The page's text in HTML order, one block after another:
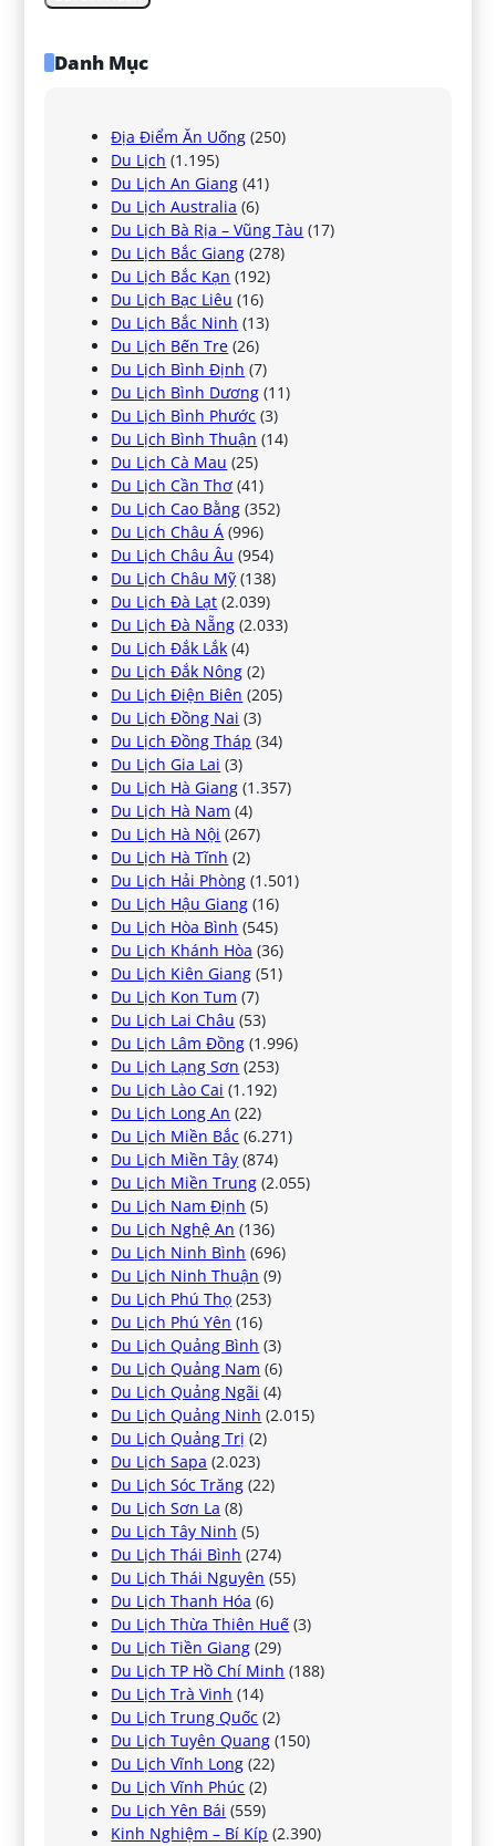
Danh Mục
Địa Điểm Ăn Uống (250)
Du Lịch (1.195)
Du Lịch An Giang (41)
Du Lịch Australia (6)
Du Lịch Bà Rịa – Vũng Tàu (17)
Du Lịch Bắc Giang (278)
Du Lịch Bắc Kạn (192)
Du Lịch Bạc Liêu (16)
Du Lịch Bắc Ninh (13)
Du Lịch Bến Tre (26)
Du Lịch Bình Định (7)
Du Lịch Bình Dương (11)
Du Lịch Bình Phước (3)
Du Lịch Bình Thuận (14)
Du Lịch Cà Mau (25)
Du Lịch Cần Thơ (41)
Du Lịch Cao Bằng (352)
Du Lịch Châu Á (996)
Du Lịch Châu Âu (954)
Du Lịch Châu Mỹ (138)
Du Lịch Đà Lạt (2.039)
Du Lịch Đà Nẵng (2.033)
Du Lịch Đắk Lắk (4)
Du Lịch Đắk Nông (2)
Du Lịch Điện Biên (205)
Du Lịch Đồng Nai (3)
Du Lịch Đồng Tháp (34)
Du Lịch Gia Lai (3)
Du Lịch Hà Giang (1.357)
Du Lịch Hà Nam (4)
Du Lịch Hà Nội (267)
Du Lịch Hà Tĩnh (2)
Du Lịch Hải Phòng (1.501)
Du Lịch Hậu Giang (16)
Du Lịch Hòa Bình (545)
Du Lịch Khánh Hòa (36)
Du Lịch Kiên Giang (51)
Du Lịch Kon Tum (7)
Du Lịch Lai Châu (53)
Du Lịch Lâm Đồng (1.996)
Du Lịch Lạng Sơn (253)
Du Lịch Lào Cai (1.192)
Du Lịch Long An (22)
Du Lịch Miền Bắc (6.271)
Du Lịch Miền Tây (874)
Du Lịch Miền Trung (2.055)
Du Lịch Nam Định (5)
Du Lịch Nghệ An (136)
Du Lịch Ninh Bình (696)
Du Lịch Ninh Thuận (9)
Du Lịch Phú Thọ (253)
Du Lịch Phú Yên (16)
Du Lịch Quảng Bình (3)
Du Lịch Quảng Nam (6)
Du Lịch Quảng Ngãi (4)
Du Lịch Quảng Ninh (2.015)
Du Lịch Quảng Trị (2)
Du Lịch Sapa (2.023)
Du Lịch Sóc Trăng (22)
Du Lịch Sơn La (8)
Du Lịch Tây Ninh (5)
Du Lịch Thái Bình (274)
Du Lịch Thái Nguyên (55)
Du Lịch Thanh Hóa (6)
Du Lịch Thừa Thiên Huế (3)
Du Lịch Tiền Giang (29)
Du Lịch TP Hồ Chí Minh (188)
Du Lịch Trà Vinh (14)
Du Lịch Trung Quốc (2)
Du Lịch Tuyên Quang (150)
Du Lịch Vĩnh Long (22)
Du Lịch Vĩnh Phúc (2)
Du Lịch Yên Bái (559)
Kinh Nghiệm – Bí Kíp (2.390)